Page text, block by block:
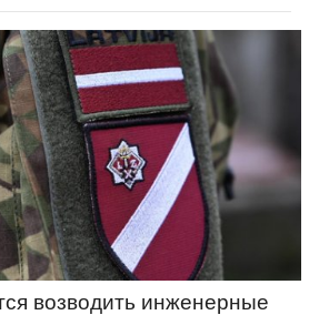
возводить инженерные